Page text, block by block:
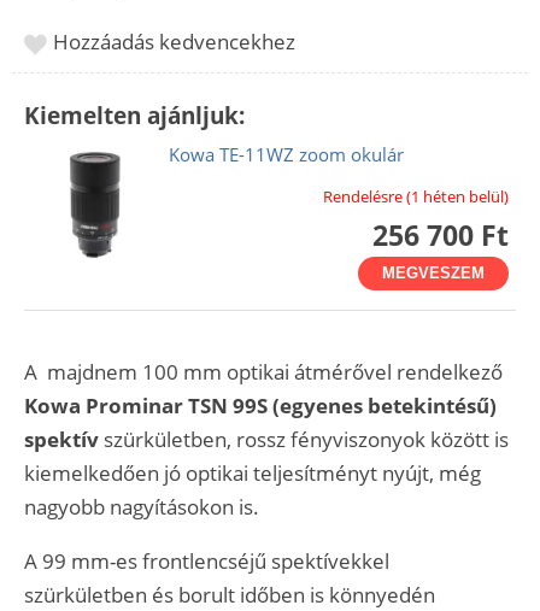
Hozzáadás kedvencekhez
Kiemelten ajánljuk:
Kowa TE-11WZ zoom okulár
Rendelésre (1 héten belül)
256 700 Ft
MEGVESZEM
A majdnem 100 mm optikai átmérővel rendelkező
Kowa Prominar TSN 99S (egyenes betekintésű)
spektív szürkületben, rossz fényviszonyok között is
kiemelkedően jó optikai teljesítményt nyújt, még
nagyobb nagyításokon is.
A 99 mm-es frontlencséjű spektívekkel
szürkületben és borult időben is könnyedén